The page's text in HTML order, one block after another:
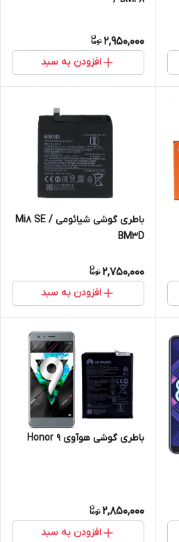
2,950,000
افزودن به سبد
باطری گوشی شیائومی Mi8 SE /
BM3D
2,750,000
افزودن به سبد
باطری گوشی هوآوی Honor 9
2,850,000
افزودن به سبد